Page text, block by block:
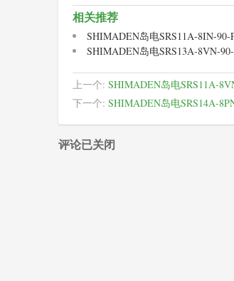
相关推荐
SHIMADEN岛电SRS11A-8IN-90-
SHIMADEN岛电SRS13A-8VN-
上一个: SHIMADEN岛电SRS11A-
下一个: SHIMADEN岛电SRS14A-
评论已关闭